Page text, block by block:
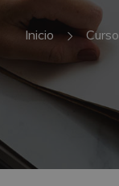
Inicio